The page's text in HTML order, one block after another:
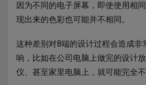
因为不同的电子屏幕，即使使用相同
现出来的色彩也可能并不相同。
这种差别对B端的设计过程会造成非
响，比如在公司电脑上做完的设计
仪、甚至家里电脑上，就可能完全不